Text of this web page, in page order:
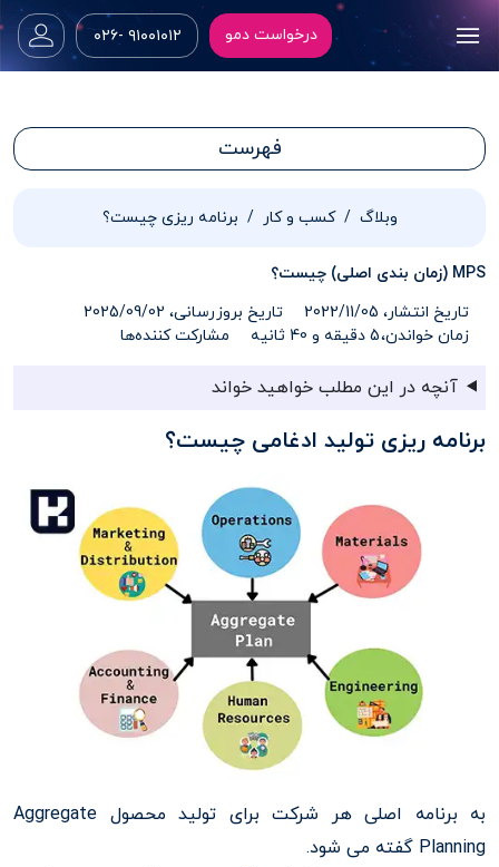
درخواست دمو ۹۱۰۰۱۰۱۲ -۰۲۶
فهرست
وبلاگ کسب و کار برنامه ریزی چیست؟
MPS (زمان بندی اصلی) چیست؟
تاریخ انتشار، 2022/11/05
تاریخ بروزرسانی، 2025/09/02
زمان خواندن،5 دقیقه و 40 ثانیه مشارکت کننده‌ها
آنچه در این مطلب خواهید خواند
برنامه ریزی تولید ادغامی چیست؟
به برنامه اصلی هر شرکت برای تولید محصول Aggregate
Planning گفته می شود.